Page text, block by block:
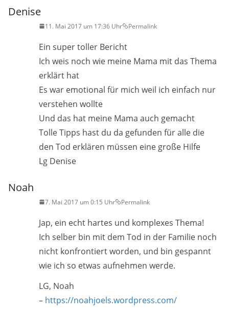
Denise
11. Mai 2017 um 17:36 Uhr Permalink
Ein super toller Bericht
Ich weis noch wie meine Mama mit das Thema
erklärt hat
Es war emotional für mich weil ich einfach nur
verstehen wollte
Und das hat meine Mama auch gemacht
Tolle Tipps hast du da gefunden für alle die
den Tod erklären müssen eine große Hilfe
Lg Denise
Noah
7. Mai 2017 um 0:15 Uhr Permalink
Jap, ein echt hartes und komplexes Thema!
Ich selber bin mit dem Tod in der Familie noch
nicht konfrontiert worden, und bin gespannt
wie ich so etwas aufnehmen werde.
LG, Noah
– https://noahjoels.wordpress.com/